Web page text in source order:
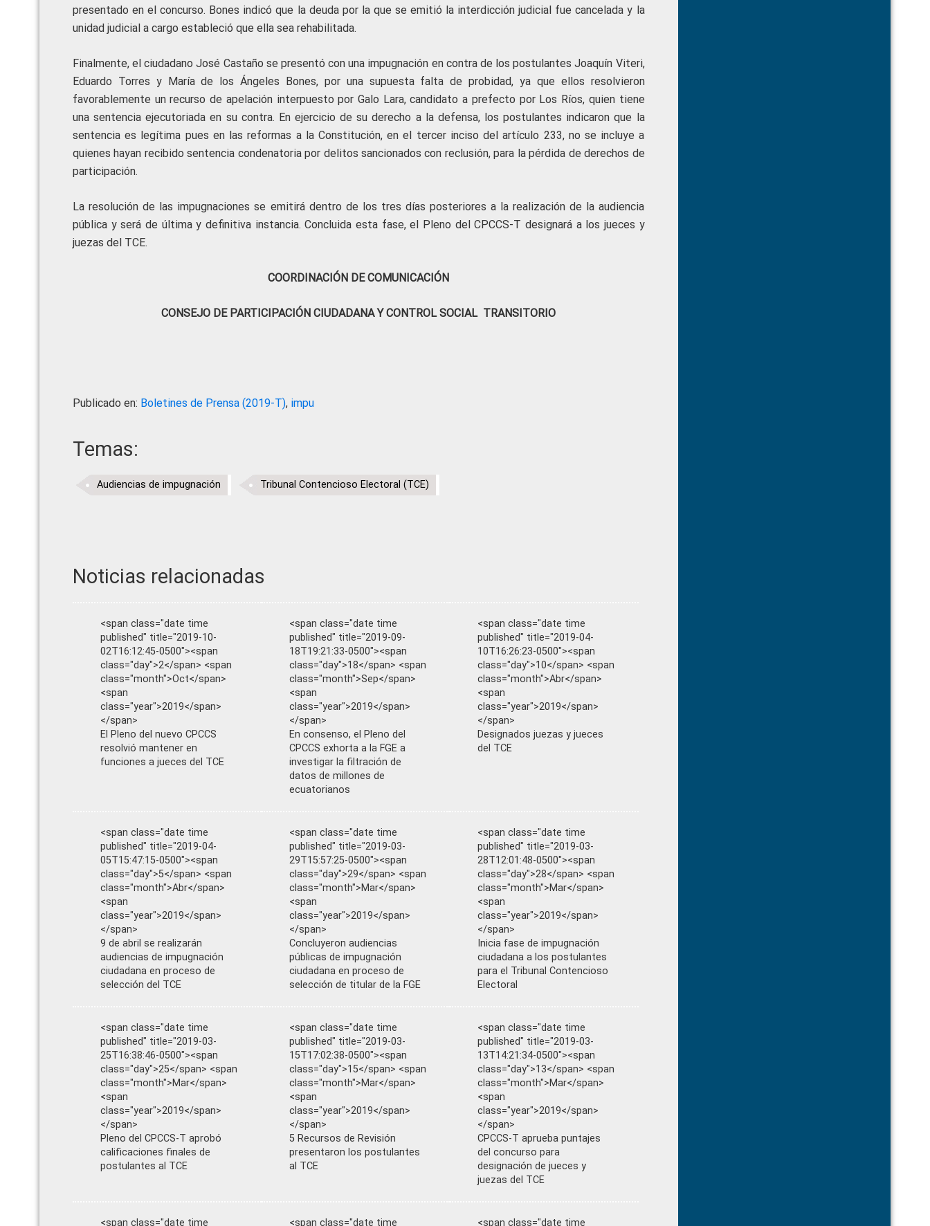
presentado en el concurso. Bones indicó que la deuda por la que se emitió la interdicción judicial fue cancelada y la
unidad judicial a cargo estableció que ella sea rehabilitada.
Finalmente, el ciudadano José Castaño se presentó con una impugnación en contra de los postulantes Joaquín Viteri,
Eduardo Torres y María de los Ángeles Bones, por una supuesta falta de probidad, ya que ellos resolvieron
favorablemente un recurso de apelación interpuesto por Galo Lara, candidato a prefecto por Los Ríos, quien tiene
una sentencia ejecutoriada en su contra. En ejercicio de su derecho a la defensa, los postulantes indicaron que la
sentencia es legítima pues en las reformas a la Constitución, en el tercer inciso del artículo 233, no se incluye a
quienes hayan recibido sentencia condenatoria por delitos sancionados con reclusión, para la pérdida de derechos de
participación.
La resolución de las impugnaciones se emitirá dentro de los tres días posteriores a la realización de la audiencia
pública y será de última y definitiva instancia. Concluida esta fase, el Pleno del CPCCS-T designará a los jueces y
juezas del TCE.
COORDINACIÓN DE COMUNICACIÓN
CONSEJO DE PARTICIPACIÓN CIUDADANA Y CONTROL SOCIAL TRANSITORIO
Publicado en: Boletines de Prensa (2019-T), impu
Temas:
Audiencias de impugnación Tribunal Contencioso Electoral (TCE)
Noticias relacionadas
<span class="date time
published" title="2019-10-
02T16:12:45-0500"><span
class="day">2</span> <span
class="month">Oct</span>
<span
class="year">2019</span>
</span>
El Pleno del nuevo CPCCS
resolvió mantener en
funciones a jueces del TCE
<span class="date time
published" title="2019-09-
18T19:21:33-0500"><span
class="day">18</span> <span
class="month">Sep</span>
<span
class="year">2019</span>
</span>
En consenso, el Pleno del
CPCCS exhorta a la FGE a
investigar la filtración de
datos de millones de
ecuatorianos
<span class="date time
published" title="2019-04-
10T16:26:23-0500"><span
class="day">10</span> <span
class="month">Abr</span>
<span
class="year">2019</span>
</span>
Designados juezas y jueces
del TCE
<span class="date time
published" title="2019-04-
05T15:47:15-0500"><span
class="day">5</span> <span
class="month">Abr</span>
<span
class="year">2019</span>
</span>
9 de abril se realizarán
audiencias de impugnación
ciudadana en proceso de
selección del TCE
<span class="date time
published" title="2019-03-
29T15:57:25-0500"><span
class="day">29</span> <span
class="month">Mar</span>
<span
class="year">2019</span>
</span>
Concluyeron audiencias
públicas de impugnación
ciudadana en proceso de
selección de titular de la FGE
<span class="date time
published" title="2019-03-
28T12:01:48-0500"><span
class="day">28</span> <span
class="month">Mar</span>
<span
class="year">2019</span>
</span>
Inicia fase de impugnación
ciudadana a los postulantes
para el Tribunal Contencioso
Electoral
<span class="date time
published" title="2019-03-
25T16:38:46-0500"><span
class="day">25</span> <span
class="month">Mar</span>
<span
class="year">2019</span>
</span>
Pleno del CPCCS-T aprobó
calificaciones finales de
postulantes al TCE
<span class="date time
published" title="2019-03-
15T17:02:38-0500"><span
class="day">15</span> <span
class="month">Mar</span>
<span
class="year">2019</span>
</span>
5 Recursos de Revisión
presentaron los postulantes
al TCE
<span class="date time
published" title="2019-03-
13T14:21:34-0500"><span
class="day">13</span> <span
class="month">Mar</span>
<span
class="year">2019</span>
</span>
CPCCS-T aprueba puntajes
del concurso para
designación de jueces y
juezas del TCE
<span class="date time <span class="date time <span class="date time